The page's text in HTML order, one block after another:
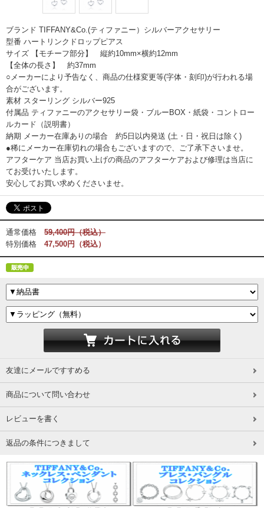
ブランド TIFFANY&Co.(ティファニー）シルバーアクセサリー
型番 ハートリンクドロップピアス
サイズ 【モチーフ部分】 縦約10mm×横約12mm
【全体の長さ】 約37mm
○メーカーにより予告なく、商品の仕様変更等(字体・刻印)が行われる場
合がございます。
素材 スターリング シルバー925
付属品 ティファニーのアクセサリー袋・ブルーBOX・紙袋・コントロー
ルカード（説明書）
納期 メーカー在庫ありの場合 約5日以内発送 (土・日・祝日は除く)
●稀にメーカー在庫切れの場合もございますので、ご了承下さいませ。
アフターケア 当店お買い上げの商品のアフターケアおよび修理は当店に
てお受けいたします。
安心してお買い求めくださいませ。
通常価格
59,400円（税込）
特別価格
47,500円（税込）
友達にメールですすめる
商品について問い合わせ
レビューを書く
返品の条件につきまして